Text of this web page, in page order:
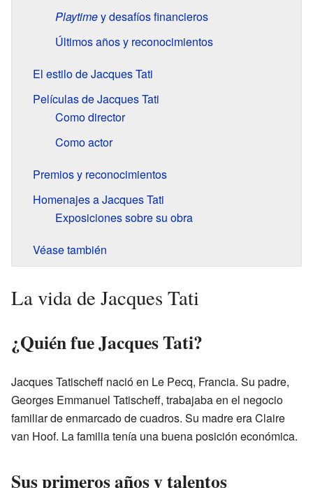
Playtimey desafíos financieros
Últimos años y reconocimientos
El estilo de Jacques Tati
Películas de Jacques Tati
Como director
Como actor
Premios y reconocimientos
Homenajes a Jacques Tati
Exposiciones sobre su obra
Véase también
La vida de Jacques Tati
¿Quién fue Jacques Tati?
Jacques Tatischeff nació en Le Pecq, Francia. Su padre,
Georges Emmanuel Tatischeff, trabajaba en el negocio
familiar de enmarcado de cuadros. Su madre era Claire
van Hoof. La familia tenía una buena posición económica.
Sus primeros años y talentos